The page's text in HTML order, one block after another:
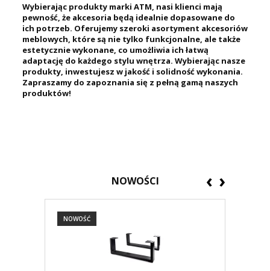
Wybierając produkty marki ATM, nasi klienci mają
pewność, że akcesoria będą idealnie dopasowane do
ich potrzeb. Oferujemy szeroki asortyment akcesoriów
meblowych, które są nie tylko funkcjonalne, ale także
estetycznie wykonane, co umożliwia ich łatwą
adaptację do każdego stylu wnętrza. Wybierając nasze
produkty, inwestujesz w jakość i solidność wykonania.
Zapraszamy do zapoznania się z pełną gamą naszych
produktów!
NOWOŚCI
NOWOŚĆ
‹ ›